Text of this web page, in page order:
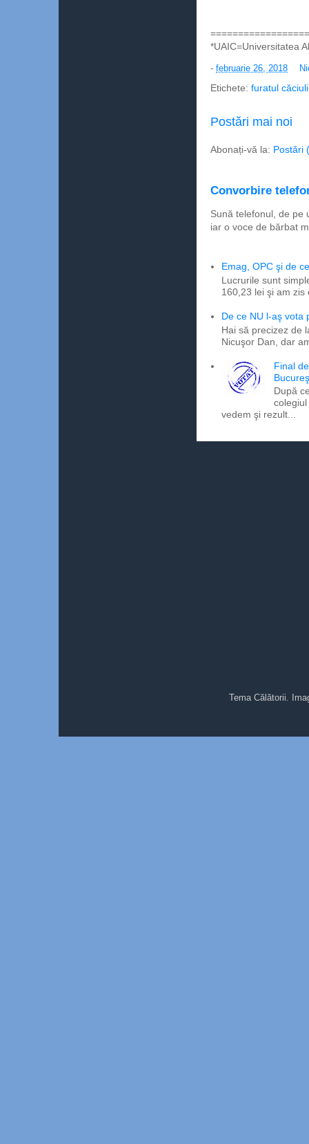
*UAIC=Universitatea
- februarie 26, 2018
Etichete: furatul
Postări mai noi
Abonați-vă la: Postări
Convorbire
Sună telefonul, de pe
iar o voce de bărbat
Emag, OPC şi de
Lucrurile sunt
160,23 lei şi am
De ce NU l-aş vota
Hai să precizez de
Nicuşor Dan, dar
Final
După
vedem şi rezult...
Tema Călătorii.